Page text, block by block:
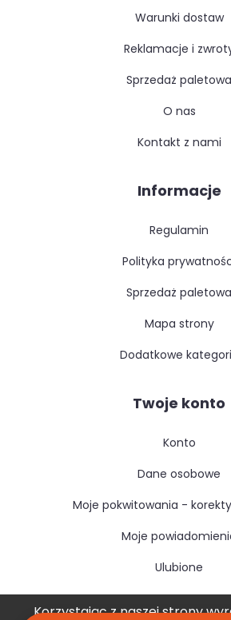
Korzystając z naszej strony
warunki dostaw
reklamacje i
sprzedaż paletowa
o nas
kontakt z nami
Informacje
regulamin
polityka
sprzedaż paletowa
mapa strony
dodatkowe
Twoje konto
konto
dane osobowe
moje pokwitowania -
moje
ulubione